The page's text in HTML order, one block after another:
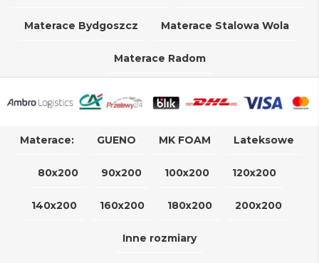
Materace Bydgoszcz Materace Stalowa Wola
Materace Radom
Materace: GUENO MK FOAM Lateksowe
80x200 90x200 100x200 120x200
140x200 160x200 180x200 200x200
Inne rozmiary